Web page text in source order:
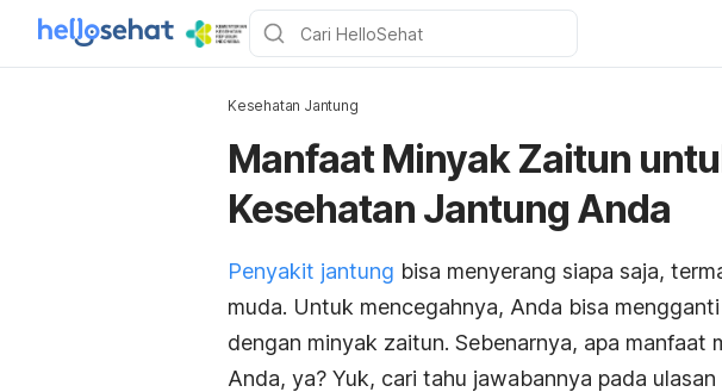
Kesehatan Jantung
Manfaat Minyak Zaitun
Kesehatan Jantung Anda
Penyakit jantung bisa menyerang siapa saja,
muda. Untuk mencegahnya, Anda bisa
dengan minyak zaitun. Sebenarnya, apa manfaat
Anda, ya? Yuk, cari tahu jawabannya pada